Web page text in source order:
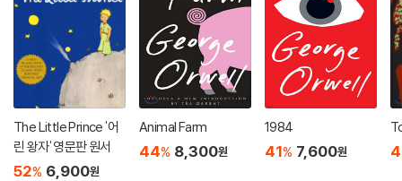
The Little Prince '어
린 왕자' 영문판 원서
52% 6,900원
Animal Farm
44% 8,300원
1984
41% 7,600원